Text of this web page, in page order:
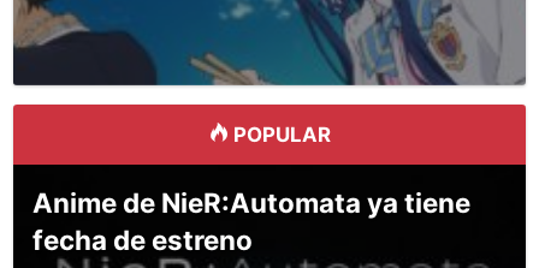
POPULAR
Anime de NieR:Automata ya tiene
fecha de estreno